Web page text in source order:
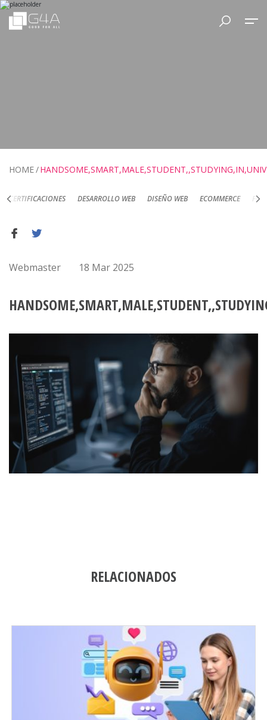
HOME
DESARROLLO WEB DISEÑO WEB ECOMMERCE FOTOGRAFÍA DE
Webmaster 18 Mar 2025
RELACIONADOS